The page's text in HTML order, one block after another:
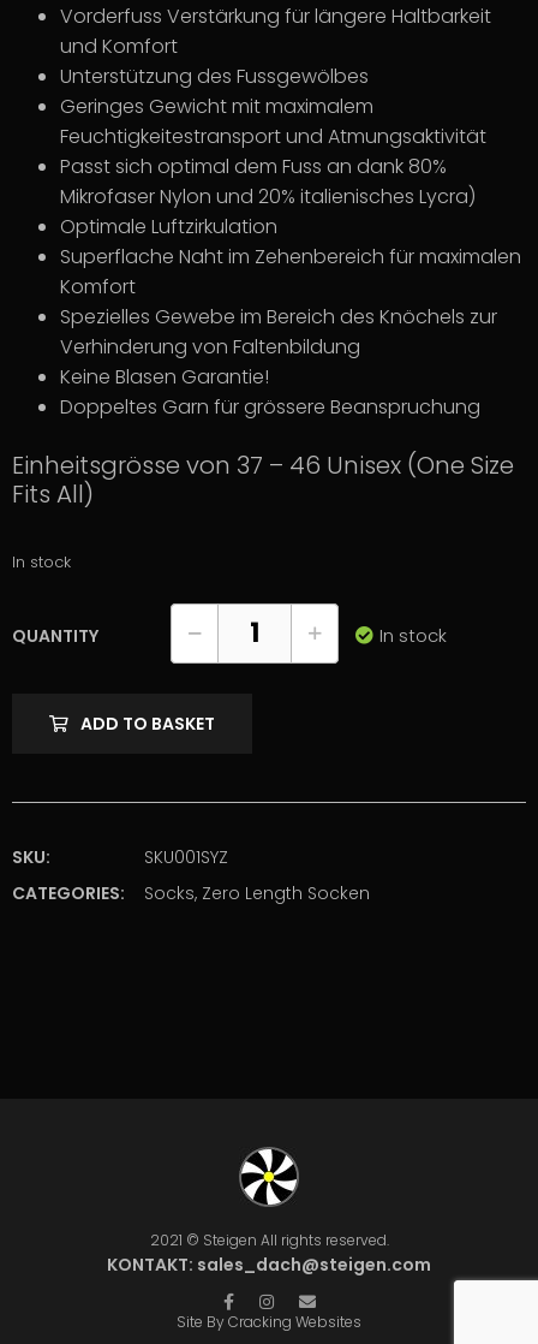
Vorderfuss Verstärkung für längere Haltbarkeit
und Komfort
Unterstützung des Fussgewölbes
Geringes Gewicht mit maximalem
Feuchtigkeitestransport und Atmungsaktivität
Passt sich optimal dem Fuss an dank 80%
Mikrofaser Nylon und 20% italienisches Lycra)
Optimale Luftzirkulation
Superflache Naht im Zehenbereich für maximalen
Komfort
Spezielles Gewebe im Bereich des Knöchels zur
Verhinderung von Faltenbildung
Keine Blasen Garantie!
Doppeltes Garn für grössere Beanspruchung
Einheitsgrösse von 37 – 46 Unisex (One Size
Fits All)
In stock
QUANTITY In stock
ADD TO BASKET
SKU:
SKU001SYZ
CATEGORIES:
Socks, Zero Length Socken
2021 © Steigen All rights reserved.
KONTAKT: sales_dach@steigen.com
Site By Cracking Websites